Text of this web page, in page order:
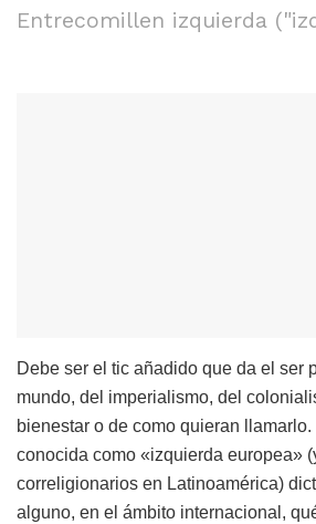
Entrecomillen izquierda
Debe ser el tic añadido que da el ser
mundo, del imperialismo, del
bienestar o de como quieran
conocida como «izquierda europea»
correligionarios en Latinoamérica)
alguno, en el ámbito internacional,